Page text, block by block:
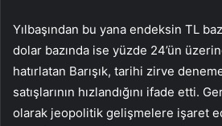
Yılbaşından bu yana endeksin TL
dolar bazında ise yüzde 24’ün
hatırlatan Barışık, tarihi zirve
satışlarının hızlandığını ifade etti.
olarak jeopolitik gelişmelere işaret